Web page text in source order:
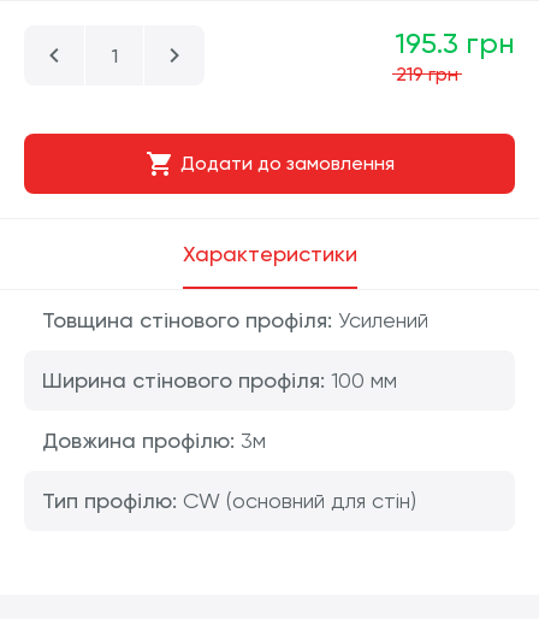
195.3 грн
219 грн
Додати до замовлення
Характеристики
Товщина стінового профіля: Усилений
Ширина стінового профіля: 100 мм
Довжина профілю: 3м
Тип профілю: CW (основний для стін)